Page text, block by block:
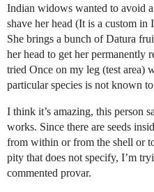
Indian widows wanted to avoid
shave her head (It is a custom
She brings a bunch of Datura
her head to get her permanently
tried Once on my leg (test area)
particular species is not known
I think it’s amazing, this person
works. Since there are seeds
from within or from the shell or
pity that does not specify, I’m
commented provar.